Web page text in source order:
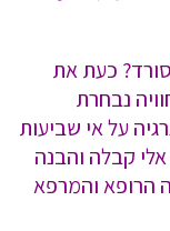
כעת את
נבחרת
על אי שביעות
קבלה והבנה
הרופא והמרפא